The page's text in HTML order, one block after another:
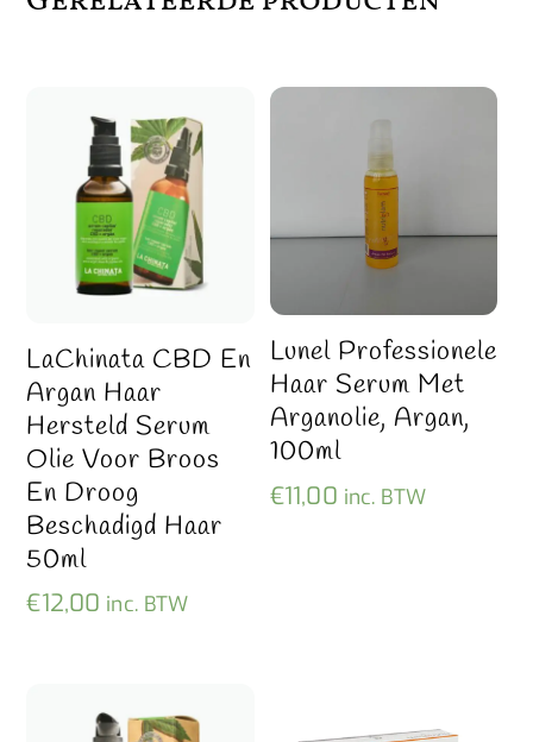
LaChinata CBD En
Argan Haar
Hersteld Serum
Olie Voor Broos
En Droog
Beschadigd Haar
50ml
€12,00 inc. BTW
Lunel Professionele
Haar Serum Met
Arganolie, Argan,
100ml
€11,00 inc. BTW